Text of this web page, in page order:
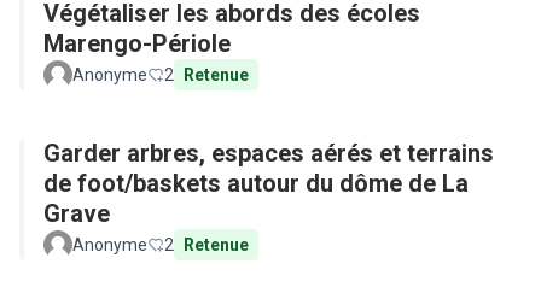
Végétaliser les abords des écoles
Marengo-Périole
Anonyme 2 Retenue
Garder arbres, espaces aérés et terrains
de foot/baskets autour du dôme de La
Grave
Anonyme 2 Retenue